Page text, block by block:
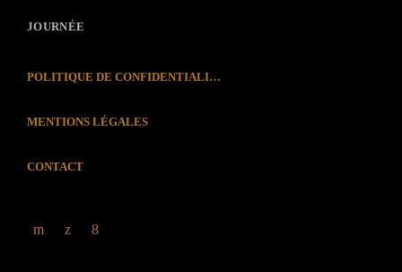
JOURNÉE
POLITIQUE DE CONFIDENTIALITÉ
MENTIONS LÉGALES
CONTACT